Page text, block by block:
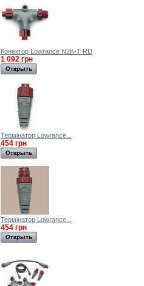
Конектор Lowrance N2K-T RD
1 092 грн
Открыть
Термінатор Lowrance...
454 грн
Открыть
Термінатор Lowrance...
454 грн
Открыть